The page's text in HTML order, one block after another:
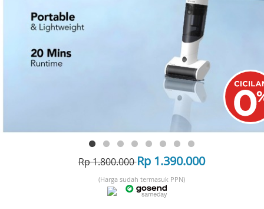
Rp 1.800.000Rp 1.390.000
(Harga sudah termasuk PPN)